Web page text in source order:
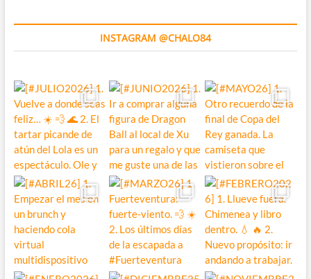
INSTAGRAM @CHALO84